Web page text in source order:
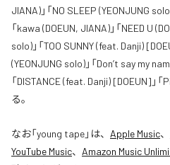
JIANA)」「NO SLEEP (YEONJUNG
「kawa (DOEUN, JIANA)」「NEED U
solo)」「TOO SUNNY (feat. Danji)
(YEONJUNG solo)」「Don’t say my
「DISTANCE (feat. Danji) [DOEUN]」
る。
なお「young tape」は、 Apple Music、
YouTube Music、 Amazon Music